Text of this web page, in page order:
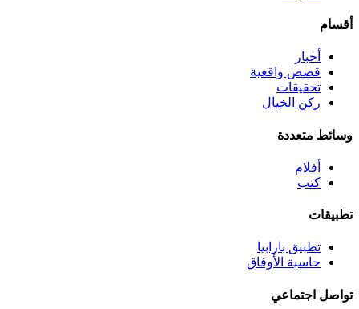
أقسام
أخبار
قصص واقعية
تحقيقات
ركن الخيال
وسائط متعددة
أفلام
كتب
تطبيقات
تطبيق بارابيا
حاسبة الأوفاق
تواصل اجتماعي